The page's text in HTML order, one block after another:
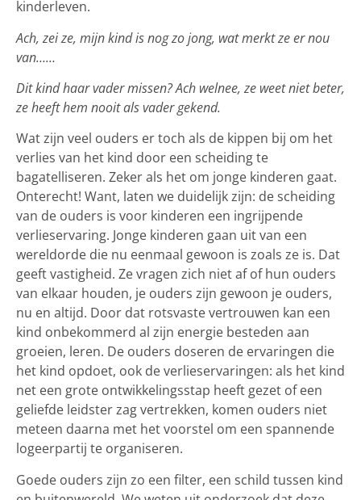
kinderleven.
Ach, zei ze, mijn kind is nog zo jong, wat merkt ze er nou
van……
Dit kind haar vader missen? Ach welnee, ze weet niet beter,
ze heeft hem nooit als vader gekend.
Wat zijn veel ouders er toch als de kippen bij om het
verlies van het kind door een scheiding te
bagatelliseren. Zeker als het om jonge kinderen gaat.
Onterecht! Want, laten we duidelijk zijn: de scheiding
van de ouders is voor kinderen een ingrijpende
verlieservaring. Jonge kinderen gaan uit van een
wereldorde die nu eenmaal gewoon is zoals ze is. Dat
geeft vastigheid. Ze vragen zich niet af of hun ouders
van elkaar houden, je ouders zijn gewoon je ouders,
nu en altijd. Door dat rotsvaste vertrouwen kan een
kind onbekommerd al zijn energie besteden aan
groeien, leren. De ouders doseren de ervaringen die
het kind opdoet, ook de verlieservaringen: als het kind
net een grote ontwikkelingsstap heeft gezet of een
geliefde leidster zag vertrekken, komen ouders niet
meteen daarna met het voorstel om een spannende
logeerpartij te organiseren.
Goede ouders zijn zo een filter, een schild tussen kind